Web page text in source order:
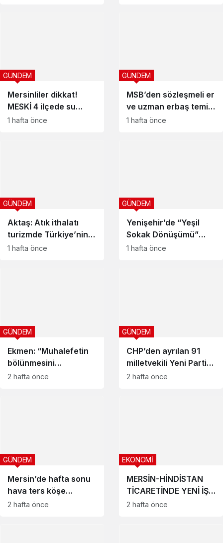
Mersinliler dikkat!
MESKİ 4 ilçede su
kesintisi yapılacağını
GÜNDEM
1 hafta önce
MSB’den sözleşmeli er
ve uzman erbaş temini
duyurusu
GÜNDEM
1 hafta önce
Aktaş: Atık ithalatı
turizmde Türkiye’nin
rekabet gücünü tehdit
GÜNDEM
1 hafta önce
Yenişehir’de “Yeşil
Sokak Dönüşümü”
başlıyor
GÜNDEM
1 hafta önce
Ekmen: “Muhalefetin
bölünmesini
istemezdik”
GÜNDEM
2 hafta önce
CHP’den ayrılan 91
milletvekili Yeni Parti’yi
kurdu: Mersin’den iki
GÜNDEM
2 hafta önce
Mersin’de hafta sonu
hava ters köşe
yapacak: 13 ilçede ne
GÜNDEM
2 hafta önce
MERSİN-HİNDİSTAN
TİCARETİNDE YENİ İŞ
BİRLİĞİ ARAYIŞI
EKONOMİ
2 hafta önce